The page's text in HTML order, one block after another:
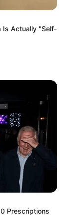
BYĆ NA
Is Actually "Self-
Prescriptions